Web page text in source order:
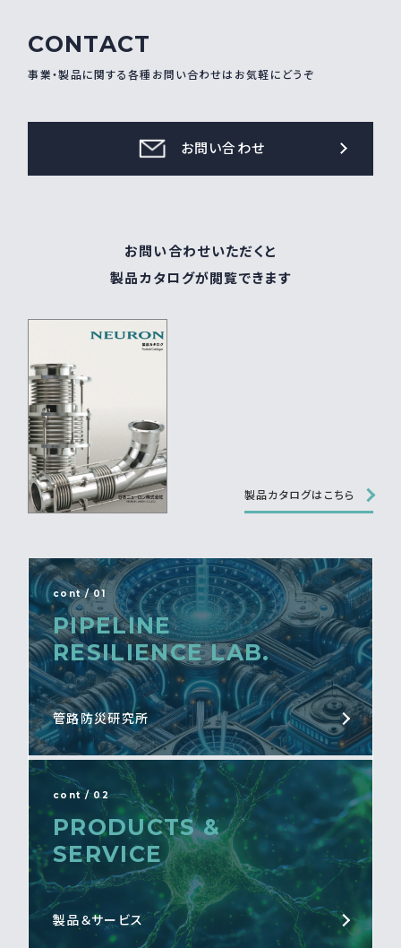
CONTACT
事業・製品に関する各種お問い合わせはお気軽にどうぞ
お問い合わせ
お問い合わせいただくと
製品カタログが閲覧できます
製品カタログはこちら
cont / 01
PIPELINE
RESILIENCE LAB.
管路防災研究所
cont / 02
PRODUCTS &
SERVICE
製品＆サービス